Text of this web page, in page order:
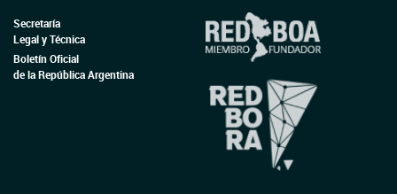
Secretaría
Legal y Técnica
Boletín Oficial
de la República Argentina